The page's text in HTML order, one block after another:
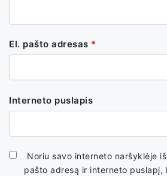
El. pašto adresas *
Interneto puslapis
Noriu savo interneto naršyklėje
pašto adresą ir interneto puslapį,